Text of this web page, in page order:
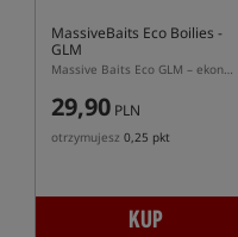
MassiveBaits Eco Boilies -
GLM
Massive Baits Eco GLM – ekonomiczne kulki proteinowe małżowe
29,90 PLN
otrzymujesz 0,25 pkt
KUP